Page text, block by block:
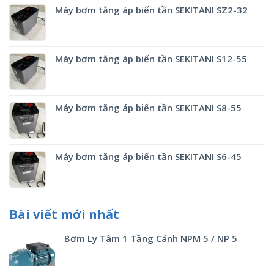
Máy bơm tăng áp biến tần SEKITANI SZ2-32
Máy bơm tăng áp biến tần SEKITANI S12-55
Máy bơm tăng áp biến tần SEKITANI S8-55
Máy bơm tăng áp biến tần SEKITANI S6-45
Bài viết mới nhất
Bơm Ly Tâm 1 Tầng Cánh NPM 5 / NP 5